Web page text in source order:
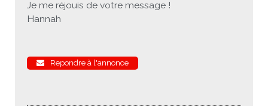
Je me réjouis de votre message !
Hannah
Repondre à l'annonce